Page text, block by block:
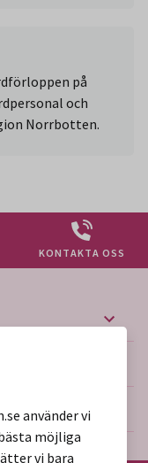
på
och
Norrbotten.
KONTAKTA OSS
kakor
använder vi
möjliga
vi bara